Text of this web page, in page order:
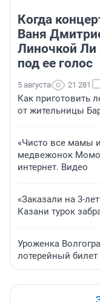
Когда
Ваня
Линочкой Ли
под ее голос
5 августа 21 281
Как приготовить
от жительницы
«Чисто все мамы
медвежонок
интернет. Видео
«Заказали на 3-
Казани турок
Уроженка
лотерейный билет